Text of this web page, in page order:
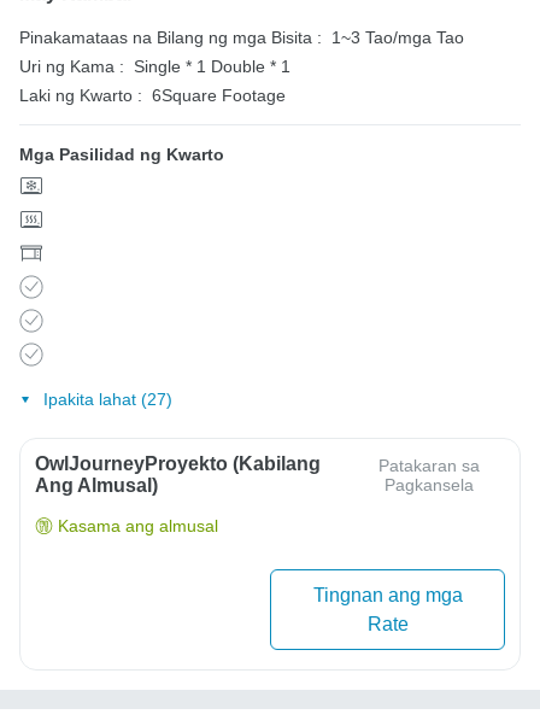
Pinakamataas na Bilang ng mga Bisita :
1~3 Tao/mga Tao
Uri ng Kama :
Single * 1 Double * 1
Laki ng Kwarto : 6Square Footage
Mga Pasilidad ng Kwarto
Ipakita lahat (27)
OwlJourneyProyekto (Kabilang
Ang Almusal)
Patakaran sa
Pagkansela
Kasama ang almusal
Tingnan ang mga
Rate